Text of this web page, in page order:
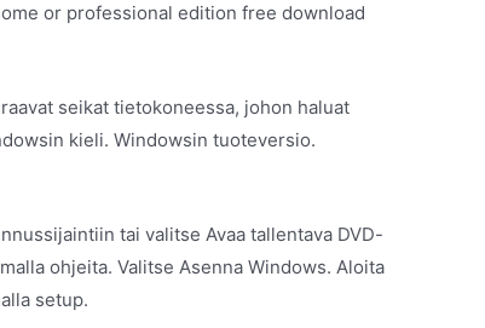
or professional edition free download
seikat tietokoneessa, johon haluat
kieli. Windowsin tuoteversio.
tai valitse Avaa tallentava DVD-
ohjeita. Valitse Asenna Windows. Aloita
setup.